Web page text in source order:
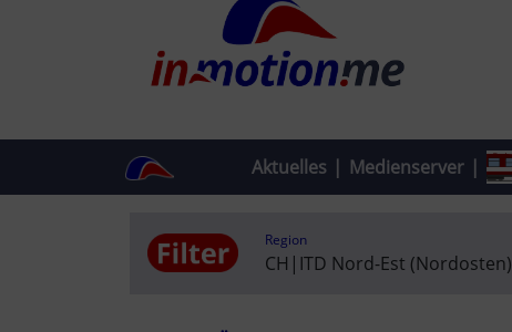
Aktuelles | Medienserver |
Region
CH | ITD Nord-Est (Nordosten)